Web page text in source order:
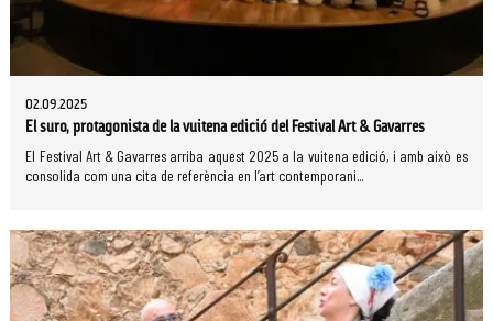
02.09.2025
El suro, protagonista de la vuitena edició del Festival Art & Gavarres
El Festival Art & Gavarres arriba aquest 2025 a la vuitena edició, i amb això es
consolida com una cita de referència en l’art contemporani...